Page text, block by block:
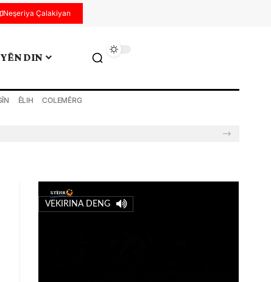
Neşeriya Çalakiyan
YÊN DIN
ÊLIH COLEMÊRG
VEKIRINA DENG